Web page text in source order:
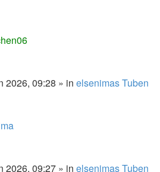
2026, 09:28 » in elsenimas Tuben
2026, 09:27 » in elsenimas Tuben